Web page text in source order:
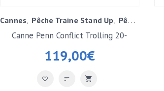
Cannes Pêche Traine Stand Up Pêche Traine Trolling
119,00€
Canne Penn Conflict Trolling 20-